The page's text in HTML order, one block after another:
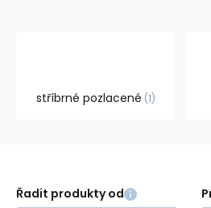
stříbrné pozlacené 1
Řadit produkty od